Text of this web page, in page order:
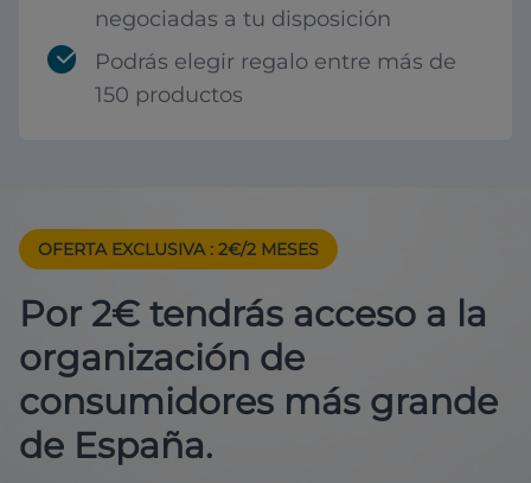
negociadas a tu disposición
Podrás elegir regalo entre más de
150 productos
OFERTA EXCLUSIVA : 2€/2 MESES
Por 2€ tendrás acceso a la
organización de
consumidores más grande
de España.